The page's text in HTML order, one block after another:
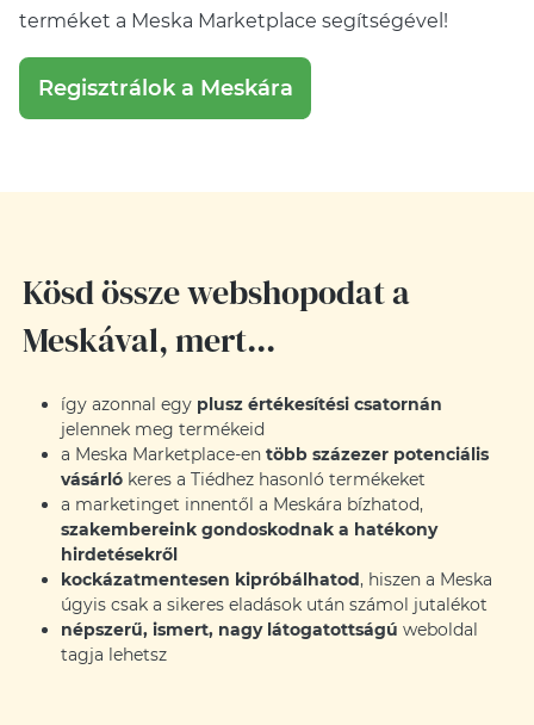
terméket a Meska Marketplace segítségével!
Regisztrálok a Meskára
Kösd össze webshopodat a
Meskával, mert...
így azonnal egy plusz értékesítési csatornán
jelennek meg termékeid
a Meska Marketplace-en több százezer potenciális
vásárlókeres a Tiédhez hasonló termékeket
a marketinget innentől a Meskára bízhatod,
szakembereink gondoskodnak a hatékony
hirdetésekről
kockázatmentesen kipróbálhatod, hiszen a Meska
úgyis csak a sikeres eladások után számol jutalékot
népszerű, ismert, nagy látogatottságú weboldal
tagja lehetsz